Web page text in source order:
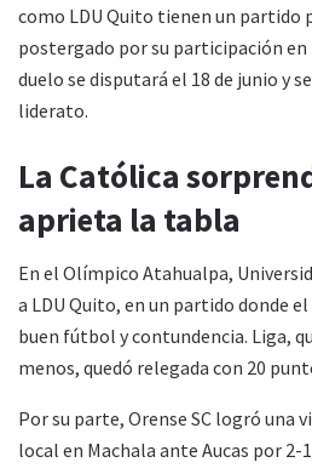
como LDU Quito tienen un partido
postergado por su participación en
duelo se disputará el 18 de junio y
liderato.
La Católica
aprieta la tabla
En el Olímpico Atahualpa,
a LDU Quito, en un partido donde
buen fútbol y contundencia. Liga,
menos, quedó relegada con 20
Por su parte, Orense SC logró
local en Machala ante Aucas por 2-